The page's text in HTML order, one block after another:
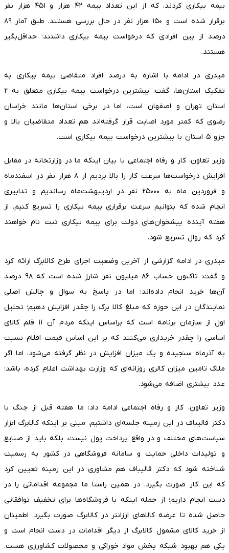
بیمه بیکاری کردند، که از این تعداد بیمه ۴۲ هزار و ۴۵۱ هزار نفر
برقرار شده است و ۱۵۰ هزار نفر در حال بررسی هستند. طبق آمار ۸۹
درصد از بین افرادی که درخواست بیمه بیکاری داشتند؛ حداقل‌بگیر
هستند.
میدری در ادامه با اشاره به درصد افراد متقاضی بیمه بیکاری به
تفکیک استان‌ها، گفت: بیشترین درخواست بیمه بیکاری متعلق به ۲
استان تهران و اصفهان است، اما در برخی استان‌ها مانند خراسان
رضوی که کمتر مورد اصابت قرار گرفته‌اند هم تعداد متقاضیان بالا و
جزو ۵ استان با بیشترین درخواست بیمه بیکاری است.
وزیر تعاون، کار و رفاه اجتماعی با بیان اینکه ما در وزارتخانه در مقابل
افزایش درخواست‌ها سرعت کار را بالا بردیم از ۸ هزار نفر در اسفندماه
و فروردین ماه به ۲۵۰۰۰ نفر در اردیبهشت‌ماه رساندیم و تدابیری
انجام شده که بتوانیم سرعت برقراری بیمه بیکاری را تسریع کنیم. از
هفته آینده پیشخوان‌های دولت برای بیمه بیکاری ثبت نام خواهند
کرد که روال تسریع شود.
میدری در ادامه گزارشی از آخرین وضعیت اجرای طرح کالابرگ ارائه کرد
و گفت: تاکنون حساب ۸۶ میلیون نفر شارژ شده است که ۹۸ درصد
آن‌ها خرید انجام داده‌اند؛ اما در پاسخ به سوال و چالش اصلی
نمایندگان در این حوزه که مبلغ کالا برگ را چقدر افزایش دهیم؛ تحلیل
اول از سازمان برنامه است که براساس اینکه مردم آن ۱۱ قلم کالای
اساسی را چقدر خریداری می‌کنند که بر این اساس قیمت اقلام نسبت
به آذرماه سنجیده و یک میزان افزایش در نظر گرفته می‌شود، اما اگر
ملاک تامین میزان کالری روزانه‌ای که وزارت بهداشت اعلام کرده، باشد؛
عدد بیشتری اضافه می‌شود.
وزیر تعاون، کار و رفاه اجتماعی ادامه داد: ما هفته قبل از جنگ با
دکتر قالیباف در این زمینه جلسه‌ای داشتیم، مبنی بر اینکه کالابرگ ابزار
سیاست‌های مختلف و در واقع پرداخت پول نیست، بلکه باید از صنایع
و تولیدات داخلی حمایت و سامانه فروشگاهی در کشور به رسمیت
شناخته شود که دکتر قالیباف هم مشاوری در این زمینه تعیین کرد
که این کار صورت بگیرد. در همین راستا ما مجموعه اقداماتی را در
دست انجام داریم؛ از جمله اینکه با فروشگاه‌ها برای تخفیف توافقاتی
حاصل شده تا عرضه کالاهای ارزانتر در کالابرگ صورت بگیرد. اطمینان
از خرید کالای مشمول کالابرگ از دیگر اقدامات در دست انجام است و
یکی هم بهبود شبکه پخش مواد خوراکی و محصولات کشاورزی هست.